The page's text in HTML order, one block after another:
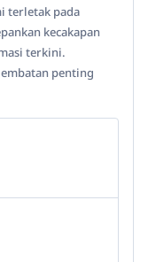
terletak pada
kecakapan
terkini.
penting